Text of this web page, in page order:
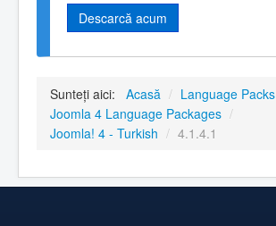
Descarcă acum
Sunteți aici: Acasă / Language Packs
Joomla 4 Language Packages /
Joomla! 4 - Turkish / 4.1.4.1